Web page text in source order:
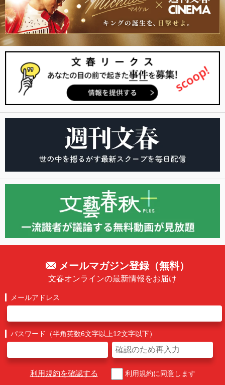
メールマガジン登録（無料）
文春オンラインの最新情報をお届け
メールアドレス
パスワード（半角英数6文字以上12文字以下）
利用規約を確認する 利用規約に同意します